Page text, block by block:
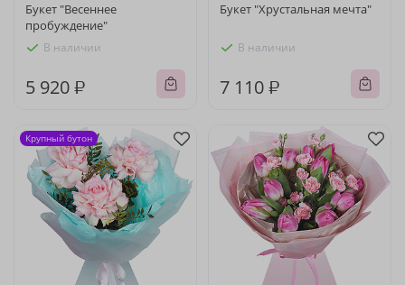
Букет "Весеннее
пробуждение"
В наличии
5 920 ₽
Букет "Хрустальная мечта"
В наличии
7 110 ₽
Крупный бутон